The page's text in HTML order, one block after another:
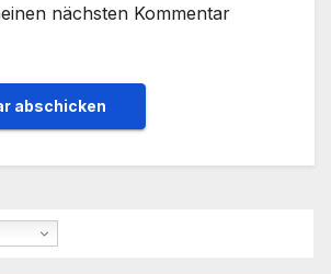
nächsten Kommentar